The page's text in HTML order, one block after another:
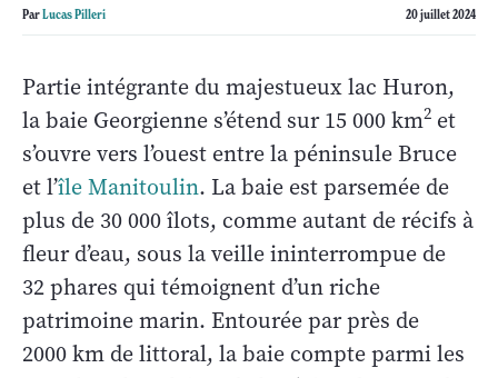
ParLucas Pilleri 20 juillet 2024
Partie intégrante du majestueux lac Huron,
la baie Georgienne s’étend sur 15 000 km2 et
s’ouvre vers l’ouest entre la péninsule Bruce
et l’île Manitoulin. La baie est parsemée de
plus de 30 000 îlots, comme autant de récifs à
fleur d’eau, sous la veille ininterrompue de
32 phares qui témoignent d’un riche
patrimoine marin. Entourée par près de
2000 km de littoral, la baie compte parmi les